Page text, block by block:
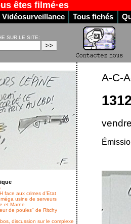
êtes filmé·es
Vidéosurveillance Tous fichés
SUR LE SITE:
A-C-
face aux crimes d’Etat
usine de serveurs
et Marne
de poules" de Ritchy
discussion sur le complexe